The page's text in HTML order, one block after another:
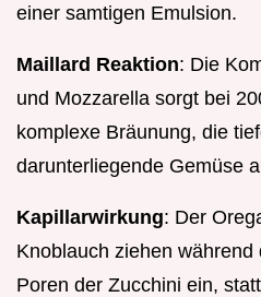
einer samtigen Emulsion.
Maillard Reaktion: Die
und Mozzarella sorgt bei
komplexe Bräunung, die
darunterliegende Gemüse
Kapillarwirkung: Der
Knoblauch ziehen
Poren der Zucchini ein,